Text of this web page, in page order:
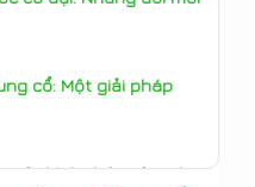
cổ: Một giải pháp
Một hình thức vệ sinh